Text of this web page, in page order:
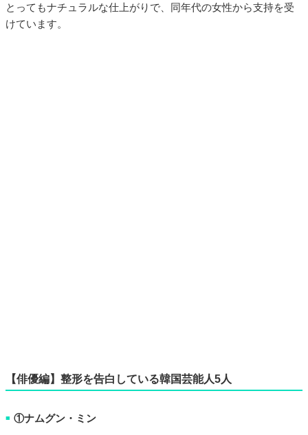
とってもナチュラルな仕上がりで、同年代の女性から支持を受
けています。
【俳優編】整形を告白している韓国芸能人5人
■ ①ナムグン・ミン